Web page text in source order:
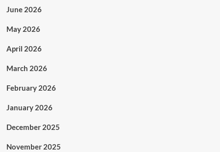
June 2026
May 2026
April 2026
March 2026
February 2026
January 2026
December 2025
November 2025